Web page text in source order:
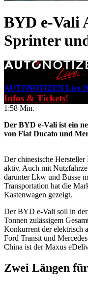
BYD e-Vali
Sprinter
AUTONOTIZEN Live
Infos & Tickets!
1:58 Min.
Der BYD e-Vali ist ein
von Fiat Ducato und
Der chinesische
aktiv. Auch mit
darunter Lkw und Busse
Transportation hat die
Kastenwagen gezeigt.
Der BYD e-Vali soll in
Tonnen zulässigem
Konkurrent der elektrisch
Ford Transit und
China ist der Maxus
Zwei Längen